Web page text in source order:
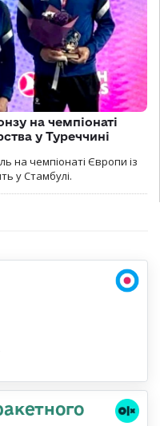
на чемпіонаті
у Туреччині
на чемпіонаті Європи із
у Стамбулі.